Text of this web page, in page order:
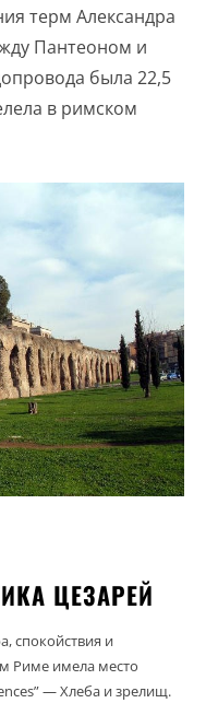
терм Александра
Пантеоном и
была 22,5
в римском
ЦЕЗАРЕЙ
спокойствия и
Риме имела место
— Хлеба и зрелищ.